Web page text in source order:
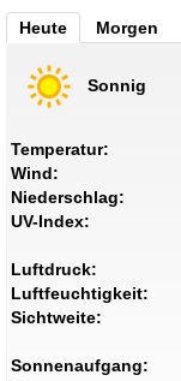
Heute Morgen
Sonnig
Temperatur:
Wind:
Niederschlag:
UV-Index:
Luftdruck:
Luftfeuchtigkeit:
Sichtweite:
Sonnenaufgang: